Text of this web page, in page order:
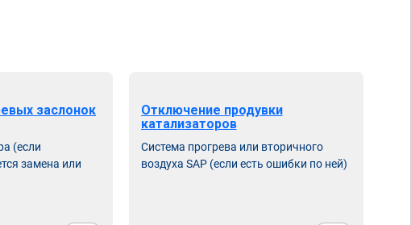
заслонок
(если
замена или
Отключение продувки
катализаторов
Система прогрева или вторичного
воздуха SAP (если есть ошибки по ней)